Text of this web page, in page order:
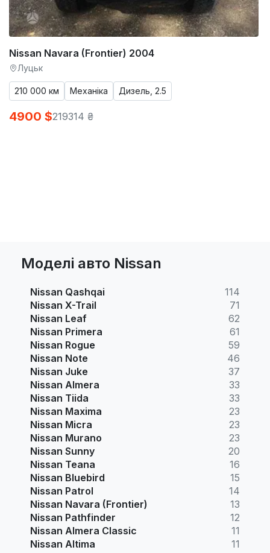
Nissan Navara (Frontier) 2004
Луцьк
210 000 км Механіка Дизель, 2.5
4900 $219314 ₴
Моделі авто Nissan
Nissan Qashqai
114
Nissan X-Trail
71
Nissan Leaf
62
Nissan Primera
61
Nissan Rogue
59
Nissan Note
46
Nissan Juke
37
Nissan Almera
33
Nissan Tiida
33
Nissan Maxima
23
Nissan Micra
23
Nissan Murano
23
Nissan Sunny
20
Nissan Teana
16
Nissan Bluebird
15
Nissan Patrol
14
Nissan Navara (Frontier)
13
Nissan Pathfinder
12
Nissan Almera Classic
11
Nissan Altima
11